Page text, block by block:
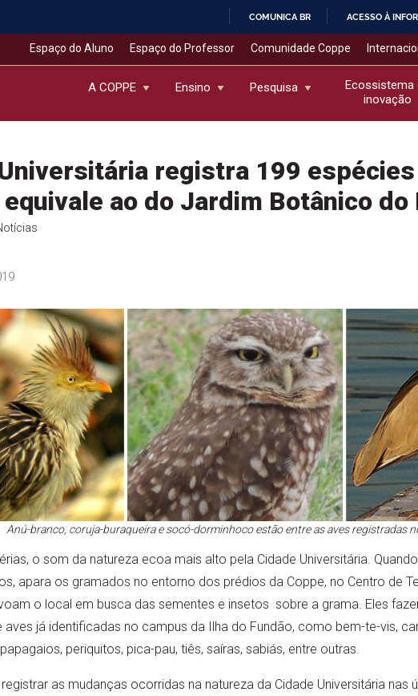
COMUNICA BR ACESSO À
Espaço do Aluno Espaço do Professor Comunidade Coppe
A COPPE Ensino Pesquisa
Ecossistema
inovação
registra 199
ao do Jardim Botânico do
Anú-branco, coruja-buraqueira e socó-dorminhoco estão entre as aves registradas
o som da natureza ecoa mais alto pela Cidade Universitária.
apara os gramados no entorno dos prédios da Coppe, no Centro de
o local em busca das sementes e insetos sobre a grama. Eles
aves já identificadas no campus da Ilha do Fundão, como bem-te-vis,
periquitos, pica-pau, tiês, saíras, sabiás, entre outras.
as mudanças ocorridas na natureza da Cidade Universitária nas